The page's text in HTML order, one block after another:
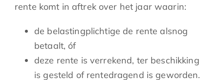
rente komt in aftrek over het jaar waarin:
de belastingplichtige de rente alsnog
betaalt, óf
deze rente is verrekend, ter beschikking
is gesteld of rentedragend is geworden.